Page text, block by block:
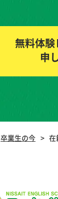
無料体
申
卒業生の今 在